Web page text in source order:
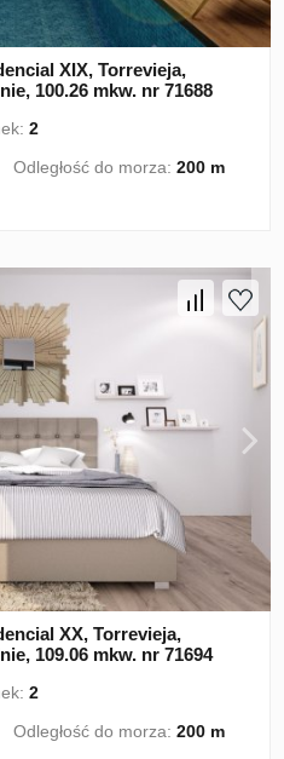
XIX, Torrevieja,
100.26 mkw. nr 71688
2
Odległość do morza:200 m
XX, Torrevieja,
109.06 mkw. nr 71694
2
Odległość do morza:200 m